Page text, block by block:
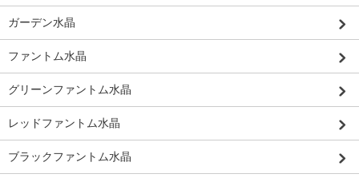
ガーデン水晶
ファントム水晶
グリーンファントム水晶
レッドファントム水晶
ブラックファントム水晶